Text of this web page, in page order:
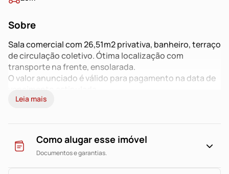
Sobre
Sala comercial com 26,51m2 privativa, banheiro, terraço
de circulação coletivo. Ótima localização com
transporte na frente, ensolarada.
O valor anunciado é válido para pagamento na data de
em contrato.
Leia mais
Como alugar esse imóvel
Documentos e garantias.